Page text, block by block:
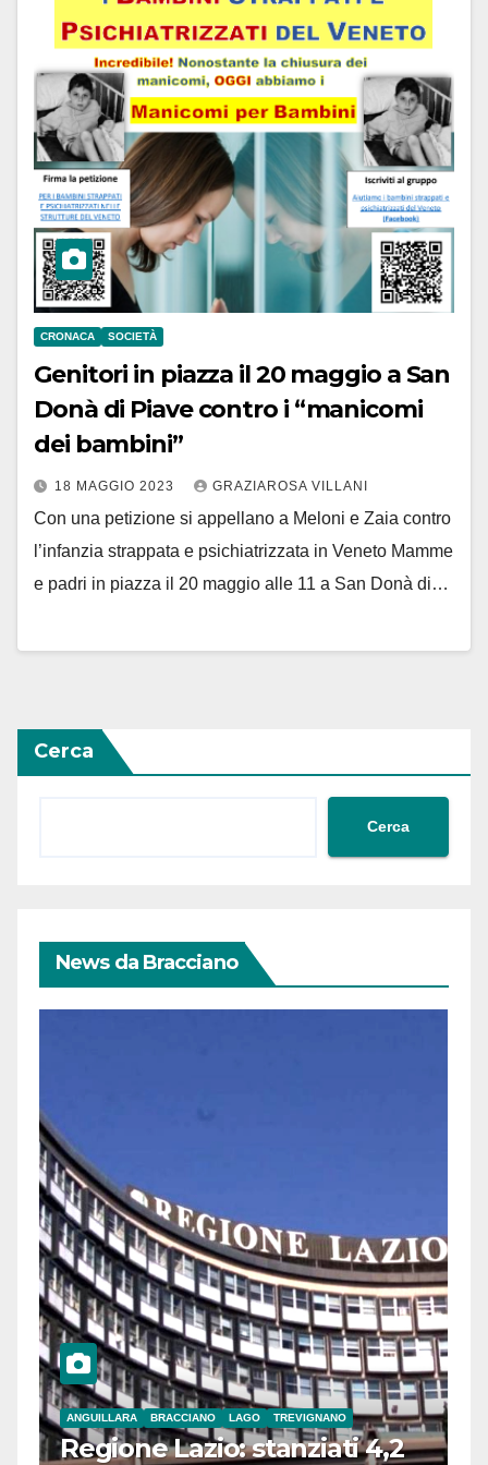
CRONACA SOCIETÀ
Genitori in piazza il 20 maggio a San
Donà di Piave contro i “manicomi
dei bambini”
18 MAGGIO 2023 GRAZIAROSA VILLANI
Con una petizione si appellano a Meloni e Zaia contro
l’infanzia strappata e psichiatrizzata in Veneto Mamme
e padri in piazza il 20 maggio alle 11 a San Donà di…
Cerca
Cerca
News da Bracciano
ANGUILLARA BRACCIANO LAGO TREVIGNANO
Regione Lazio: stanziati 4,2